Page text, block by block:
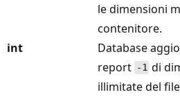
int
le dimensioni
contenitore.
Database
report -1 di
illimitate del